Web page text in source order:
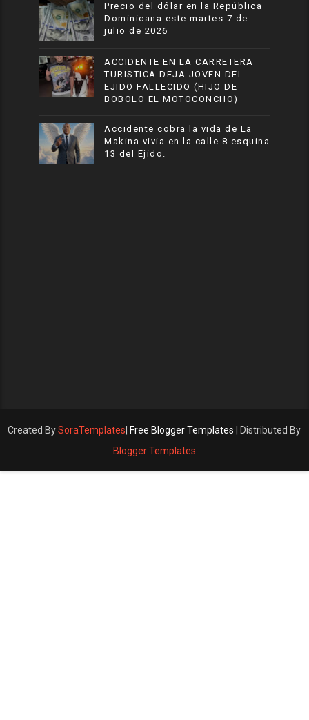
Precio del dólar en la República
Dominicana este martes 7 de
julio de 2026
ACCIDENTE EN LA CARRETERA
TURISTICA DEJA JOVEN DEL
EJIDO FALLECIDO (HIJO DE
BOBOLO EL MOTOCONCHO)
Accidente cobra la vida de La
Makina vivia en la calle 8 esquina
13 del Ejido.
Created BySoraTemplates Free Blogger Templates | Distributed By
Blogger Templates